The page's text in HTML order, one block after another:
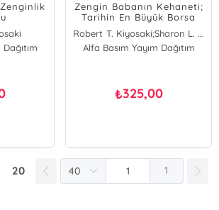
Zengin Babanın Kehaneti;
Tarihin En Büyük Borsa
Krizi Neden Yolda?...
Robert T. Kiyosaki;Sharon L. Lechter
Sharon L. Lechter
Alfa Basım Yayım Dağıtım
₺325,00
20 1